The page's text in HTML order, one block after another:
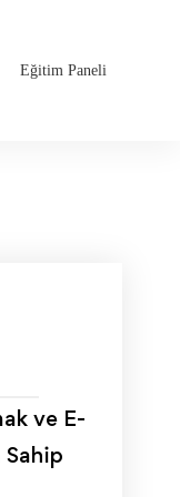
Eğitim Paneli
ve E-